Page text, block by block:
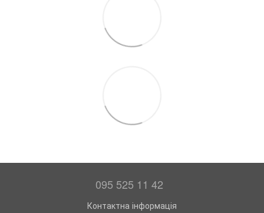
095 525 11 42
Контактна інформація